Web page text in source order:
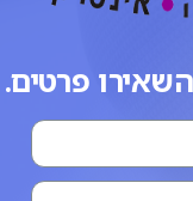
פרטים.